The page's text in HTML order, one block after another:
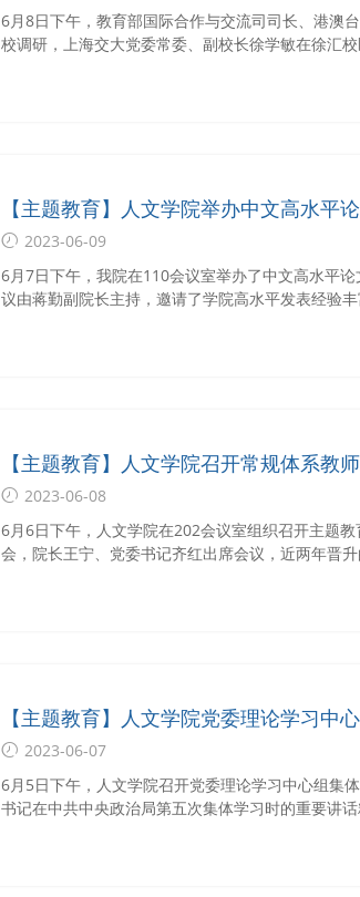
6月8日下午，教育部国际合作与交流司司长、港澳
校调研，上海交大党委常委、副校长徐学敏在徐汇
【主题教育】人文学院举办中文高水平
会 2023-06-09
6月7日下午，我院在110会议室举办了中文高水平
议由蒋勤副院长主持，邀请了学院高水平发表经验
【主题教育】人文学院召开常规体系教
2023-06-08
6月6日下午，人文学院在202会议室组织召开主题
会，院长王宁、党委书记齐红出席会议，近两年晋
【主题教育】人文学院党委理论学习中
中共中央政治局第五次集体学习时的重要
2023-06-07
6月5日下午，人文学院召开党委理论学习中心组集
书记在中共中央政治局第五次集体学习时的重要讲